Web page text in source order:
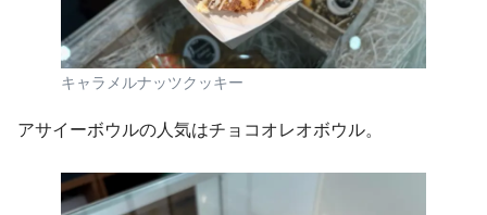
キャラメルナッツクッキー
アサイーボウルの人気はチョコオレオボウル。